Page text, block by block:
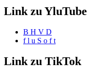
Link zu YluTube
B H V D
f l u S o f t
Link zu TikTok